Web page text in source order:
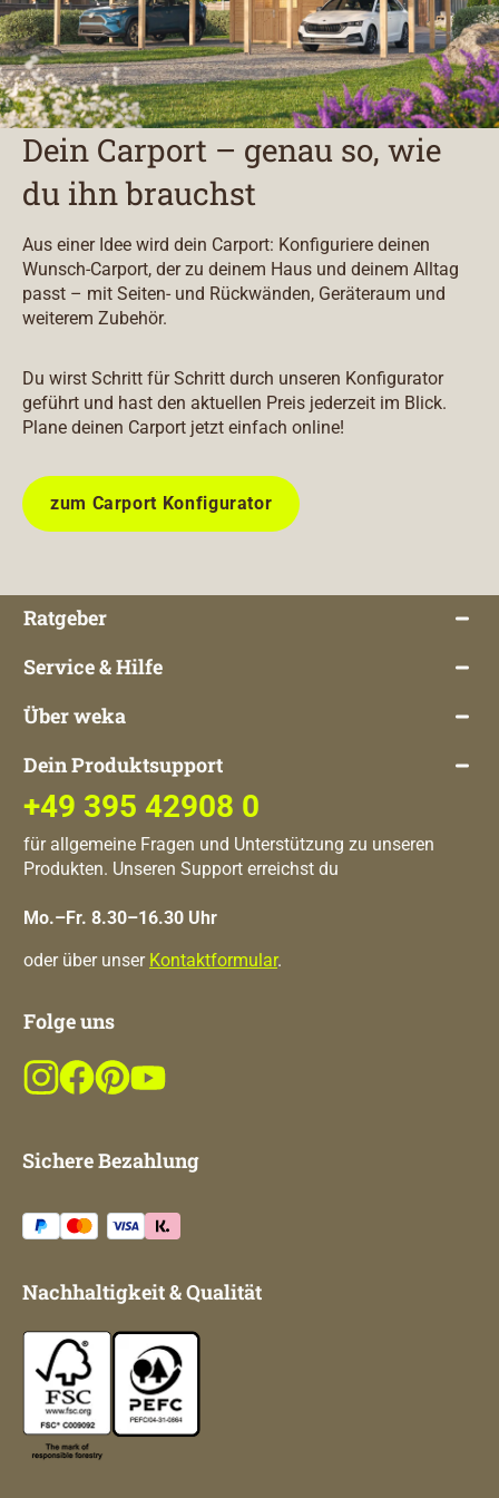
Dein Carport – genau so, wie
du ihn brauchst
Aus einer Idee wird dein Carport: Konfiguriere deinen
Wunsch-Carport, der zu deinem Haus und deinem Alltag
passt – mit Seiten- und Rückwänden, Geräteraum und
weiterem Zubehör.
Du wirst Schritt für Schritt durch unseren Konfigurator
geführt und hast den aktuellen Preis jederzeit im Blick.
Plane deinen Carport jetzt einfach online!
zum Carport Konfigurator
Ratgeber
Service & Hilfe
Über weka
Dein Produktsupport
+49 395 42908 0
für allgemeine Fragen und Unterstützung zu unseren
Produkten. Unseren Support erreichst du
Mo.–Fr. 8.30–16.30 Uhr
oder über unser Kontaktformular.
Folge uns
Sichere Bezahlung
Nachhaltigkeit & Qualität